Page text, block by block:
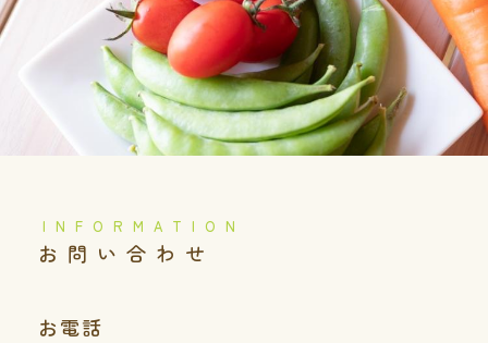
️お問い合わせ
お電話